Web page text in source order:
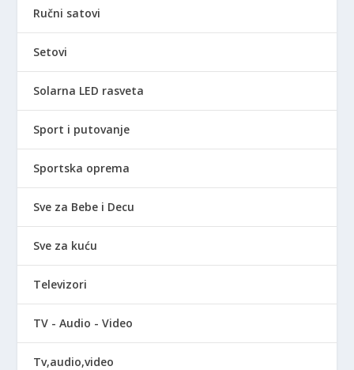
Ručni satovi
Setovi
Solarna LED rasveta
Sport i putovanje
Sportska oprema
Sve za Bebe i Decu
Sve za kuću
Televizori
TV - Audio - Video
Tv,audio,video